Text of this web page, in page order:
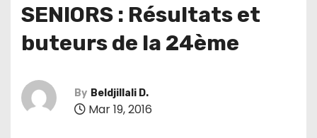
SENIORS : Résultats et
buteurs de la 24ème
By Beldjillali D.
Mar 19, 2016